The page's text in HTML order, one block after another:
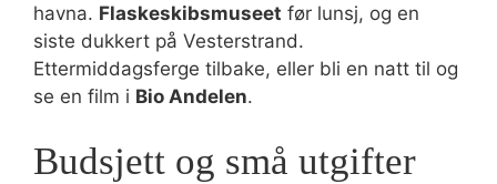
havna. Flaskeskibsmuseet før lunsj, og en
siste dukkert på Vesterstrand.
Ettermiddagsferge tilbake, eller bli en natt til og
se en film i Bio Andelen.
Budsjett og små utgifter